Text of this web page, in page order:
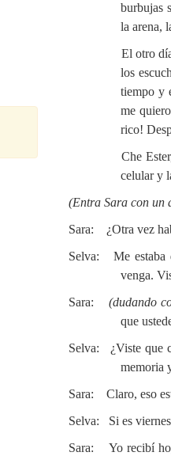
burbujas
la arena,
El otro
los
tiempo y
me
rico!
Che
celular y
(Entra Sara con un
Sara: ¿Otra vez
Selva: Me estaba
venga.
Sara: (dudando
que
Selva: ¿Viste que
memoria
Sara: Claro, eso
Selva: Si es
Sara: Yo recibí